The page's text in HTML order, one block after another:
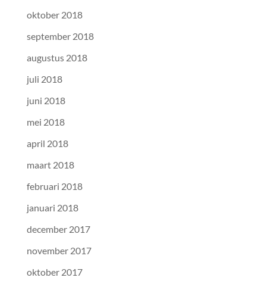
oktober 2018
september 2018
augustus 2018
juli 2018
juni 2018
mei 2018
april 2018
maart 2018
februari 2018
januari 2018
december 2017
november 2017
oktober 2017